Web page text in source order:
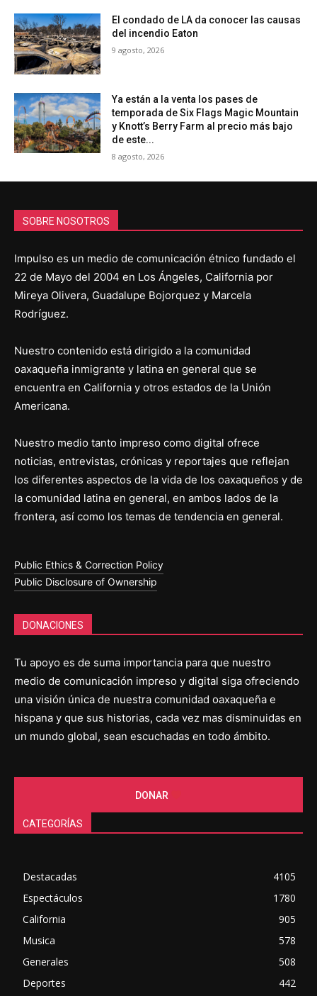
El condado de LA da conocer las causas
del incendio Eaton
9 agosto, 2026
Ya están a la venta los pases de
temporada de Six Flags Magic Mountain
y Knott’s Berry Farm al precio más bajo
de este...
8 agosto, 2026
SOBRE NOSOTROS
Impulso es un medio de comunicación étnico fundado el
22 de Mayo del 2004 en Los Ángeles, California por
Mireya Olivera, Guadalupe Bojorquez y Marcela
Rodríguez.
Nuestro contenido está dirigido a la comunidad
oaxaqueña inmigrante y latina en general que se
encuentra en California y otros estados de la Unión
Americana.
Nuestro medio tanto impreso como digital ofrece
noticias, entrevistas, crónicas y reportajes que reflejan
los diferentes aspectos de la vida de los oaxaqueños y de
la comunidad latina en general, en ambos lados de la
frontera, así como los temas de tendencia en general.
Public Ethics & Correction Policy
Public Disclosure of Ownership
DONACIONES
Tu apoyo es de suma importancia para que nuestro
medio de comunicación impreso y digital siga ofreciendo
una visión única de nuestra comunidad oaxaqueña e
hispana y que sus historias, cada vez mas disminuidas en
un mundo global, sean escuchadas en todo ámbito.
DONAR
CATEGORÍAS
Destacadas
4105
Espectáculos
1780
California
905
Musica
578
Generales
508
Deportes
442